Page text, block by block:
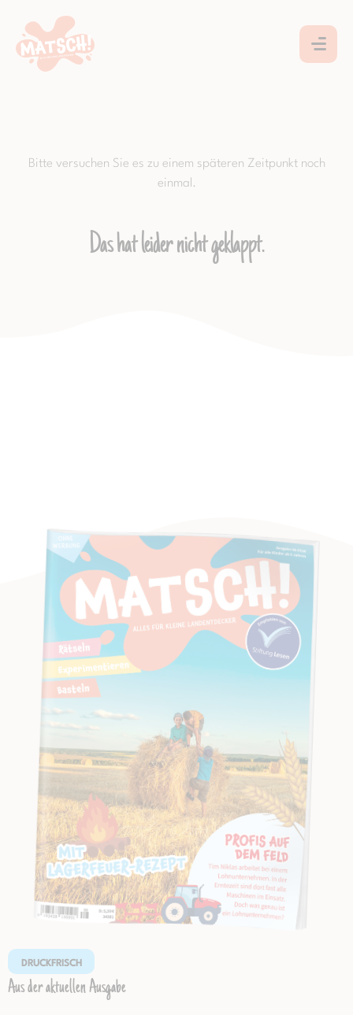
Bitte versuchen Sie es zu einem späteren Zeitpunkt noch
einmal.
Das hat leider nicht geklappt.
DRUCKFRISCH
Aus der aktuellen Ausgabe